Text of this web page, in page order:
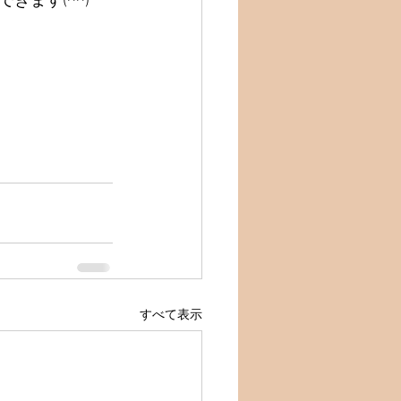
すべて表示